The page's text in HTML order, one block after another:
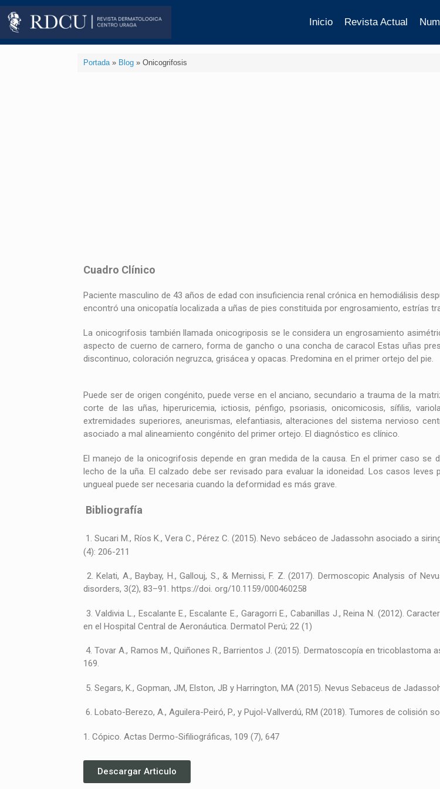
Inicio Revista Actual
Portada» Blog» Onicogrifosis
Cuadro Clínico
Paciente masculino de 43 años de edad con insuficiencia renal crónica en hemodiálisis
encontró una onicopatía localizada a uñas de pies constituida por engrosamiento, estrías
La onicogrifosis también llamada onicogriposis se le considera un engrosamiento
aspecto de cuerno de carnero, forma de gancho o una concha de caracol Estas uñas
discontinuo, coloración negruzca, grisácea y opacas. Predomina en el primer ortejo del pie.
Puede ser de origen congénito, puede verse en el anciano, secundario a trauma de la
corte de las uñas, hiperuricemia, ictiosis, pénfigo, psoriasis, onicomicosis, sífilis,
extremidades superiores, aneurismas, elefantiasis, alteraciones del sistema nervioso
asociado a mal alineamiento congénito del primer ortejo. El diagnóstico es clínico.
El manejo de la onicogrifosis depende en gran medida de la causa. En el primer caso
lecho de la uña. El calzado debe ser revisado para evaluar la idoneidad. Los casos
ungueal puede ser necesaria cuando la deformidad es más grave.
Bibliografía
1. Sucari M., Ríos K., Vera C., Pérez C. (2015). Nevo sebáceo de Jadassohn asociado a
(4): 206-211
2. Kelati, A., Baybay, H., Gallouj, S., & Mernissi, F. Z. (2017). Dermoscopic Analysis of
disorders, 3(2), 83–91. https://doi. org/10.1159/000460258
3. Valdivia L., Escalante E., Escalante E., Garagorri E., Cabanillas J., Reina N. (2012).
en el Hospital Central de Aeronáutica. Dermatol Perú; 22 (1)
4. Tovar A., Ramos M., Quiñones R., Barrientos J. (2015). Dermatoscopía en
169.
5. Segars, K., Gopman, JM, Elston, JB y Harrington, MA (2015). Nevus Sebaceus de
6. Lobato-Berezo, A., Aguilera-Peiró, P., y Pujol-Vallverdú, RM (2018). Tumores de colisión
1. Cópico. Actas Dermo-Sifiliográficas, 109 (7), 647
Descargar Articulo